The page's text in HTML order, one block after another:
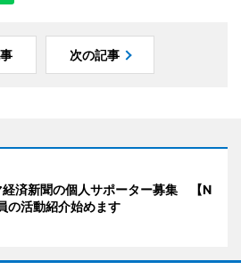
次の記事
経済新聞の個人サポーター募集 【N
の活動紹介始めます